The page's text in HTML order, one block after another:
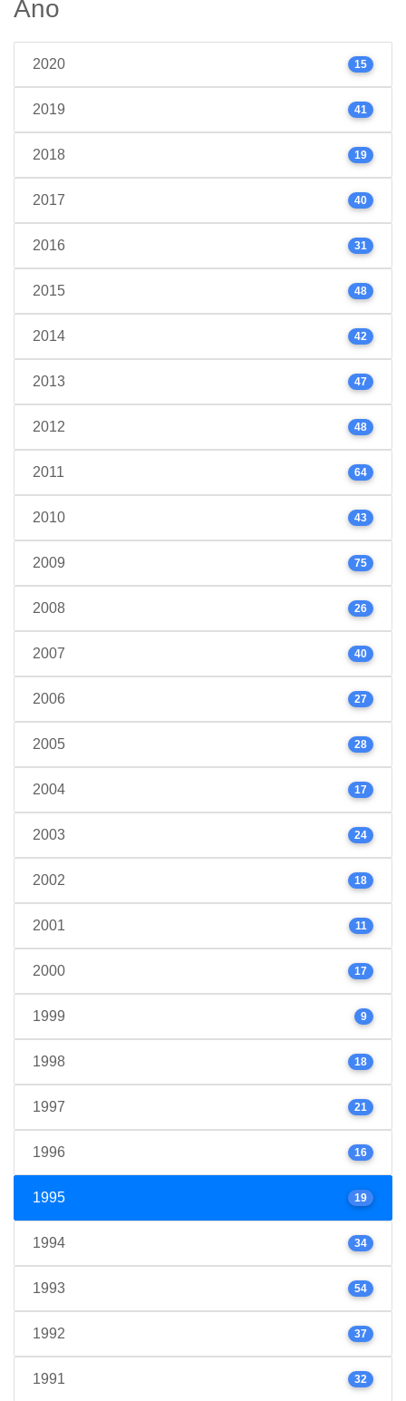
Ano
2020 15
2019 41
2018 19
2017 40
2016 31
2015 48
2014 42
2013 47
2012 48
2011 64
2010 43
2009 75
2008 26
2007 40
2006 27
2005 28
2004 17
2003 24
2002 18
2001 11
2000 17
1999 9
1998 18
1997 21
1996 16
1995 19
1994 34
1993 54
1992 37
1991 32